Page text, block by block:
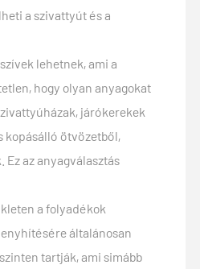
a szivattyút és a
lehetnek, ami a
hogy olyan anyagokat
járókerekek
kopásálló ötvözetből,
az anyagválasztás
a folyadékok
általánosan
tartják, ami simább